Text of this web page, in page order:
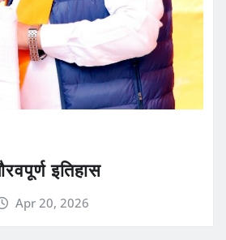
इतिहास
Apr 20, 2026